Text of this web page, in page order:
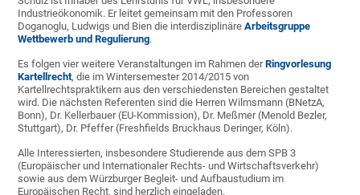
Industrieökonomik. Er leitet gemeinsam mit den Professoren
Doganoglu, Ludwigs und Bien die interdisziplinäreArbeitsgruppe
Wettbewerb und Regulierung.
Es folgen vier weitere Veranstaltungen im Rahmen derRingvorlesung
Kartellrecht, die im Wintersemester 2014/2015 von
Kartellrechtspraktikern aus den verschiedensten Bereichen gestaltet
wird. Die nächsten Referenten sind die Herren Wilmsmann (BNetzA,
Bonn), Dr. Kellerbauer (EU-Kommission), Dr. Meßmer (Menold Bezler,
Stuttgart), Dr. Pfeffer (Freshfields Bruckhaus Deringer, Köln).
Alle Interessierten, insbesondere Studierende aus dem SPB 3
(Europäischer und Internationaler Rechts- und Wirtschaftsverkehr)
sowie aus dem Würzburger Begleit- und Aufbaustudium im
Europäischen Recht, sind herzlich eingeladen.